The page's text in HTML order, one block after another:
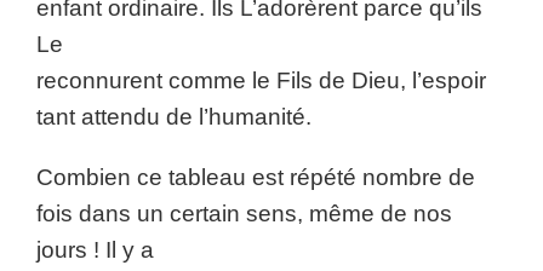
enfant ordinaire. Ils L’adorèrent parce qu’ils
Le
reconnurent comme le Fils de Dieu, l’espoir
tant attendu de l’humanité.
Combien ce tableau est répété nombre de
fois dans un certain sens, même de nos
jours ! Il y a